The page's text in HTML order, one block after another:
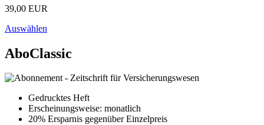
39,00 EUR
Auswählen
AboClassic
Gedrucktes Heft
Erscheinungsweise: monatlich
20% Ersparnis gegenüber Einzelpreis